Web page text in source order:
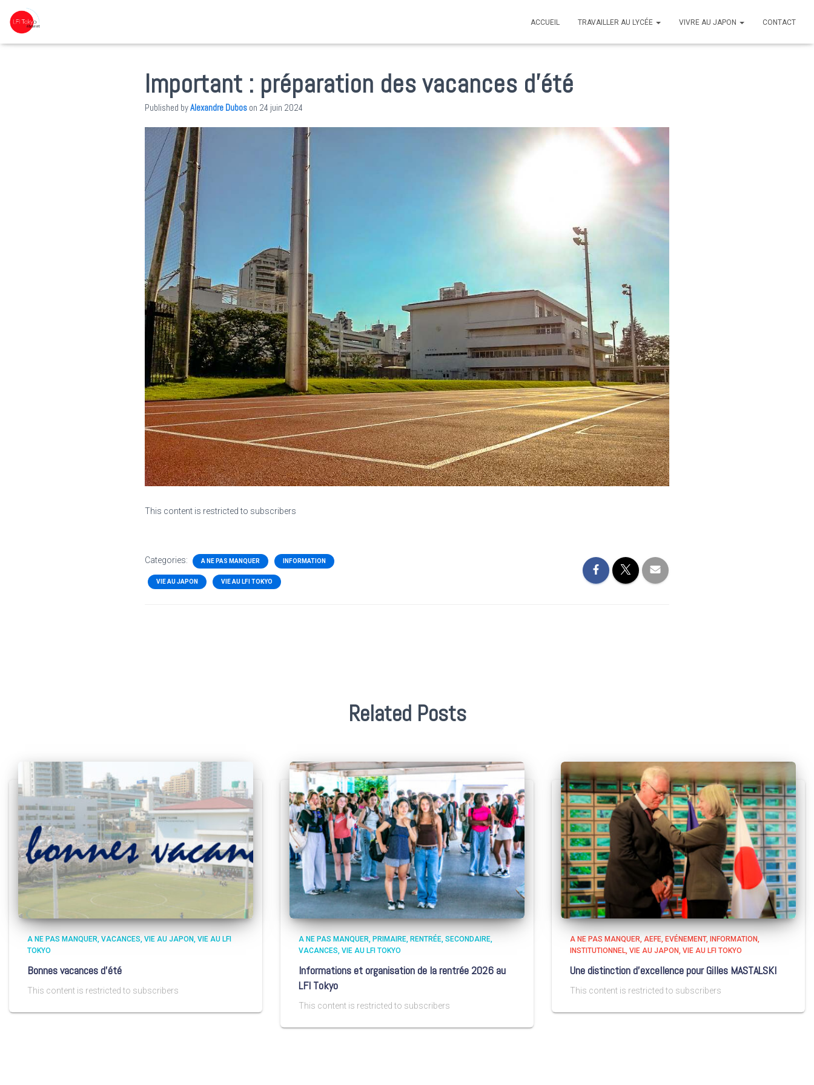
ACCUEIL TRAVAILLER AU LYCÉE VIVRE AU JAPON CONTACT
Important : préparation des vacances d’été
Published byAlexandre Dubos on 24 juin 2024
This content is restricted to subscribers
Categories: A NE PAS MANQUER INFORMATION
VIE AU JAPON VIE AU LFI TOKYO
Related Posts
A NE PAS MANQUER VACANCES VIE AU JAPON VIE AU LFI
TOKYO
Bonnes vacances d’été
This content is restricted to subscribers
A NE PAS MANQUER PRIMAIRE RENTRÉE SECONDAIRE
VACANCES VIE AU LFI TOKYO
Informations et organisation de la rentrée 2026 au
LFI Tokyo
This content is restricted to subscribers
A NE PAS MANQUER AEFE EVÉNEMENT
INFORMATION
INSTITUTIONNEL VIE AU JAPON VIE AU LFI TOKYO
Une distinction d’excellence pour Gilles MASTALSKI
This content is restricted to subscribers